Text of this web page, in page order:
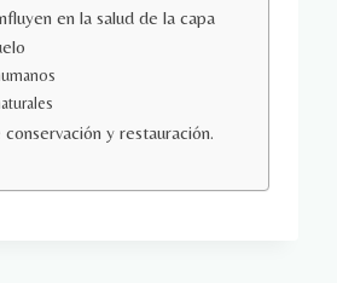
en la salud de la capa
y restauración.